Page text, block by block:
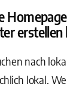
erstellen
nach
lokal.